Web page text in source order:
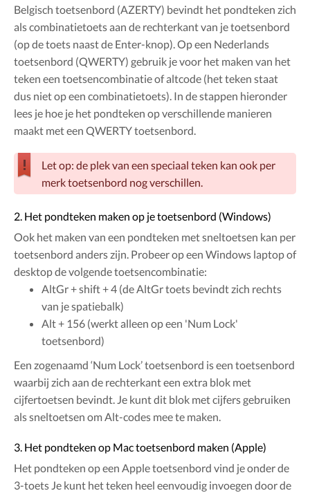
Belgisch toetsenbord (AZERTY) bevindt het pondteken zich
als combinatietoets aan de rechterkant van je toetsenbord
(op de toets naast de Enter-knop). Op een Nederlands
toetsenbord (QWERTY) gebruik je voor het maken van het
teken een toetsencombinatie of altcode (het teken staat
dus niet op een combinatietoets). In de stappen hieronder
lees je hoe je het pondteken op verschillende manieren
maakt met een QWERTY toetsenbord.
Let op: de plek van een speciaal teken kan ook per
merk toetsenbord nog verschillen.
2. Het pondteken maken op je toetsenbord (Windows)
Ook het maken van een pondteken met sneltoetsen kan per
toetsenbord anders zijn. Probeer op een Windows laptop of
desktop de volgende toetsencombinatie:
AltGr + shift + 4 (de AltGr toets bevindt zich rechts
van je spatiebalk)
Alt + 156 (werkt alleen op een 'Num Lock'
toetsenbord)
Een zogenaamd ‘Num Lock’ toetsenbord is een toetsenbord
waarbij zich aan de rechterkant een extra blok met
cijfertoetsen bevindt. Je kunt dit blok met cijfers gebruiken
als sneltoetsen om Alt-codes mee te maken.
3. Het pondteken op Mac toetsenbord maken (Apple)
Het pondteken op een Apple toetsenbord vind je onder de
3-toets Je kunt het teken heel eenvoudig invoegen door de